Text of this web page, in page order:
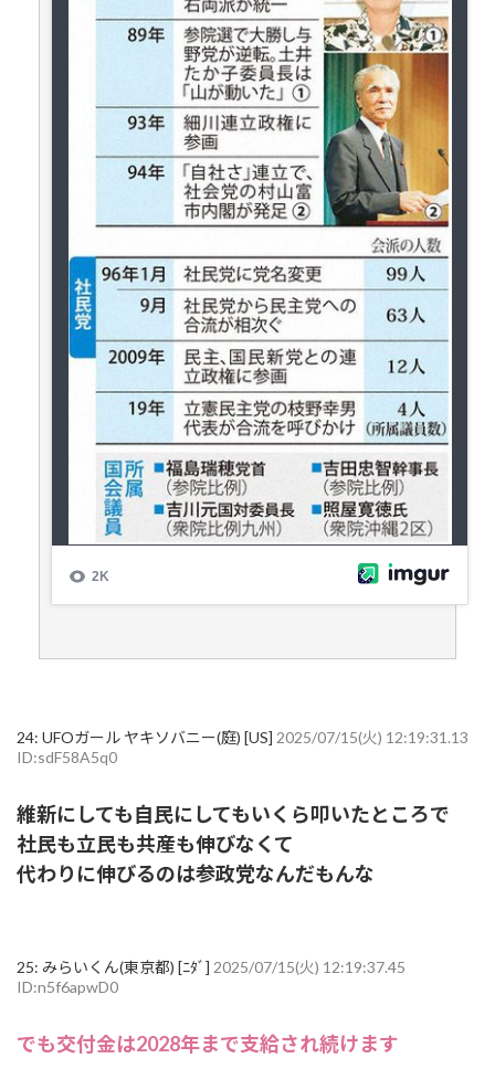
24: UFOガール ヤキソバニー(庭) [US] 2025/07/15(火) 12:19:31.13
ID:sdF58A5q0
維新にしても自民にしてもいくら叩いたところで
社民も立民も共産も伸びなくて
代わりに伸びるのは参政党なんだもんな
25: みらいくん(東京都) [ﾆﾀﾞ] 2025/07/15(火) 12:19:37.45
ID:n5f6apwD0
でも交付金は2028年まで支給され続けます